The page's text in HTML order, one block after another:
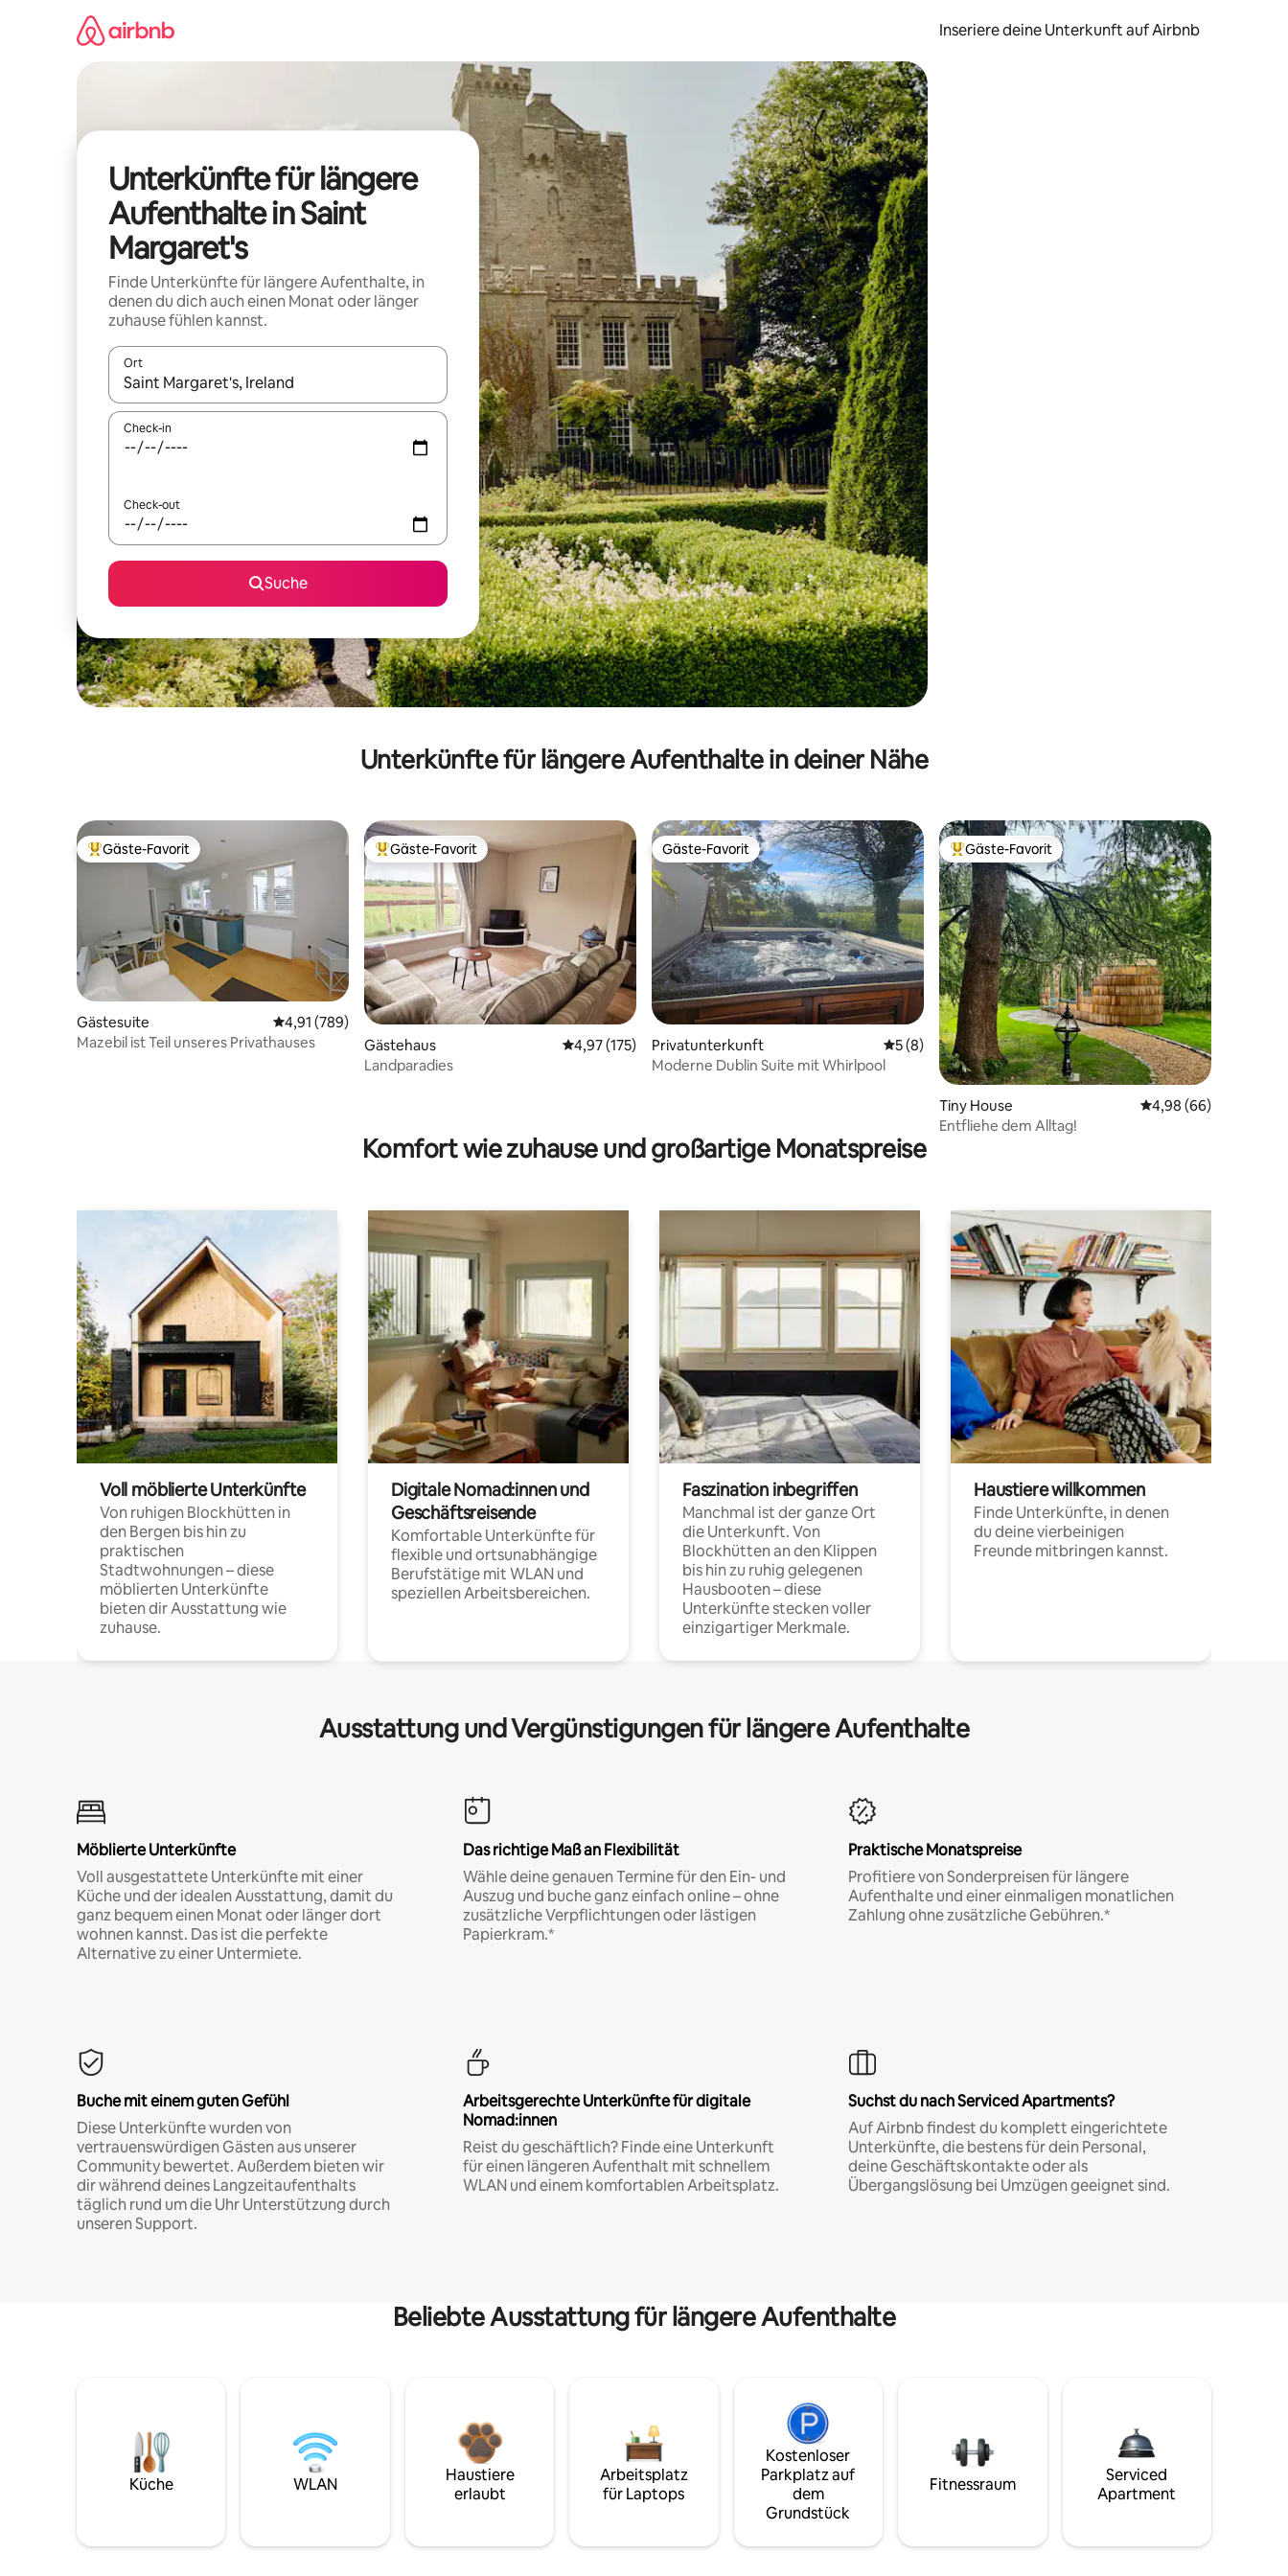
Inseriere deine Unterkunft auf Airbnb
Unterkünfte für längere
Aufenthalte in Saint
Margaret's
Finde Unterkünfte für längere Aufenthalte, in
denen du dich auch einen Monat oder länger
zuhause fühlen kannst.
Ort
Wenn Ergebnisse verfügbar sind, navigiere mit den Pfeiltasten nach oben und unten oder erkunde die Ergebnisse durch Berühren oder Wischgesten.
Check-in
Check-out
Suche
Unterkünfte für längere Aufenthalte in deiner Nähe
Beliebter Gäste-Favorit.
Gäste-Favorit
Gästesuite Durchschnittliche Bewertung: 4,91 von 5, 789 Bewertungen
4,91 (789)
Mazebil ist Teil unseres Privathauses
Beliebter Gäste-Favorit.
Gäste-Favorit
Gästehaus Durchschnittliche Bewertung: 4,97 von 5, 175 Bewertungen
4,97 (175)
Landparadies
Gäste-Favorit
Gäste-Favorit
Privatunterkunft Durchschnittliche Bewertung: 5 von 5, 8 Bewertungen
5 (8)
Moderne Dublin Suite mit Whirlpool
Beliebter Gäste-Favorit.
Gäste-Favorit
Tiny House Durchschnittliche
4,98 (66)
Entfliehe dem Alltag!
Komfort wie zuhause und großartige Monatspreise
Voll möblierte Unterkünfte
Von ruhigen Blockhütten in
den Bergen bis hin zu
praktischen
Stadtwohnungen – diese
möblierten Unterkünfte
bieten dir Ausstattung wie
zuhause.
Digitale Nomad:innen und
Geschäftsreisende
Komfortable Unterkünfte für
flexible und ortsunabhängige
Berufstätige mit WLAN und
speziellen Arbeitsbereichen.
Faszination inbegriffen
Manchmal ist der ganze Ort
die Unterkunft. Von
Blockhütten an den Klippen
bis hin zu ruhig gelegenen
Hausbooten – diese
Unterkünfte stecken voller
einzigartiger Merkmale.
Haustiere willkommen
Finde Unterkünfte, in denen
du deine vierbeinigen
Freunde mitbringen kannst.
Ausstattung und Vergünstigungen für längere Aufenthalte
Möblierte Unterkünfte
Voll ausgestattete Unterkünfte mit einer
Küche und der idealen Ausstattung, damit du
ganz bequem einen Monat oder länger dort
wohnen kannst. Das ist die perfekte
Alternative zu einer Untermiete.
Das richtige Maß an Flexibilität
Wähle deine genauen Termine für den Ein- und
Auszug und buche ganz einfach online – ohne
zusätzliche Verpflichtungen oder lästigen
Papierkram.*
Praktische Monatspreise
Profitiere von Sonderpreisen für längere
Aufenthalte und einer einmaligen monatlichen
Zahlung ohne zusätzliche Gebühren.*
Buche mit einem guten Gefühl
Diese Unterkünfte wurden von
vertrauenswürdigen Gästen aus unserer
Community bewertet. Außerdem bieten wir
dir während deines Langzeitaufenthalts
täglich rund um die Uhr Unterstützung durch
unseren Support.
Arbeitsgerechte Unterkünfte für digitale
Nomad:innen
Reist du geschäftlich? Finde eine Unterkunft
für einen längeren Aufenthalt mit schnellem
WLAN und einem komfortablen Arbeitsplatz.
Suchst du nach Serviced Apartments?
Auf Airbnb findest du komplett eingerichtete
Unterkünfte, die bestens für dein Personal,
deine Geschäftskontakte oder als
Übergangslösung bei Umzügen geeignet sind.
Beliebte Ausstattung für längere Aufenthalte
Küche WLAN
Haustiere
erlaubt
Arbeitsplatz
für Laptops
Kostenloser
Parkplatz auf
dem
Grundstück
Fitnessraum
Serviced
Apartment